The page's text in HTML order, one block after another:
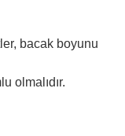
bacak boyunu
olmalıdır.